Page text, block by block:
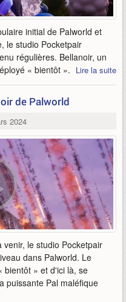
initial de Palworld et
le studio Pocketpair
régulières. Bellanoir, un
« bientôt ». Lire la suite
de Palworld
2024
le studio Pocketpair
dans Palworld. Le
bientôt » et d'ici là, se
puissante Pal maléfique